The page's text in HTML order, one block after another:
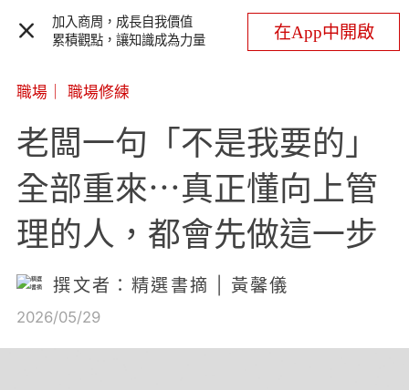
加入商周，成長自我價值
累積觀點，讓知識成為力量
在App中開啟
職場 職場修練
老闆一句「不是我要的」
全部重來⋯真正懂向上管
理的人，都會先做這一步
撰文者：精選書摘 | 黃馨儀
2026/05/29